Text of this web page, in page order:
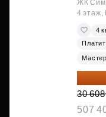
ЖК
4
4
28
30
507